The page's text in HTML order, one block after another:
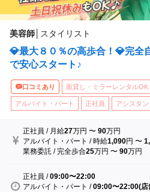
美容師 スタイリスト
💎最大８０％の高歩合！💎完全
で安心スタート♪
口コミあり 面貸し・ミラーレンタルOK
アルバイト・パート 正社員 アシスタン
正社員 / 月給27万円 〜90万円
アルバイト・パート /時給1,090円 〜
業務委託 /完全歩合25万円 〜90万円
正社員 /09:00〜22:00
アルバイト・パート /09:00〜22:00(店